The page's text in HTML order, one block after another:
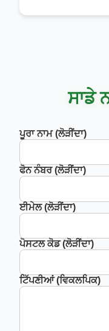
ਸਾਡੇ
ਪੂਰਾ ਨਾਮ (ਲੋੜੀਂਦਾ)
ਫੋਨ ਨੰਬਰ (ਲੋੜੀਂਦਾ)
ਈਮੇਲ (ਲੋੜੀਂਦਾ)
ਪੋਸਟਲ ਕੋਡ (ਲੋੜੀਂਦਾ)
ਟਿੱਪਣੀਆਂ (ਵਿਕਲਪਿਕ)